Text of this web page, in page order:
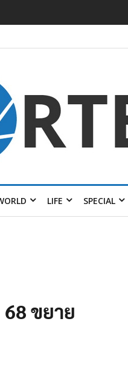
อ 5 ปี
LIFE SPECIAL
ขยาย